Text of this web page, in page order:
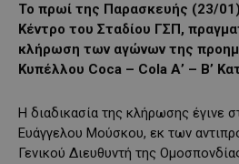
Το πρωί της Παρασκευής (23/
Κέντρο του Σταδίου ΓΣΠ,
κλήρωση των αγώνων της
Κυπέλλου Coca – Cola Α’ – Β’
Η διαδικασία της κλήρωσης έγινε
Ευάγγελου Μούσκου, εκ των
Γενικού Διευθυντή της